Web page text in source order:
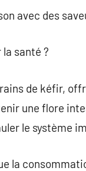
avec des
santé ?
de kéfir,
une flore
le système
la